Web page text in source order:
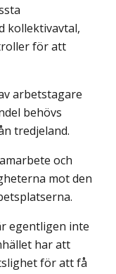
kollektivavtal,
för att
arbetstagare
behövs
tredjeland.
och
mot den
egentligen inte
har att
för att få